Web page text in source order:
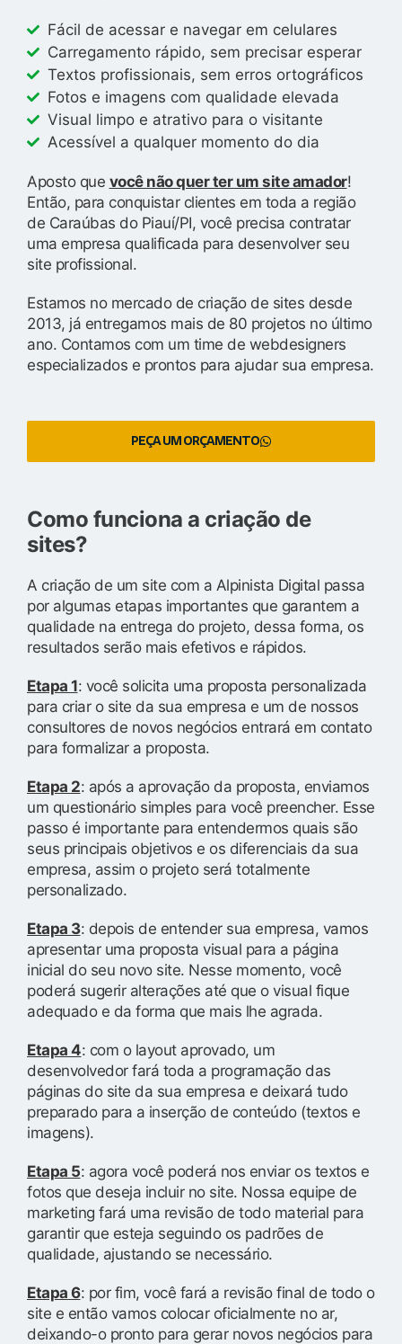
Fácil de acessar e navegar em celulares
Carregamento rápido, sem precisar esperar
Textos profissionais, sem erros ortográficos
Fotos e imagens com qualidade elevada
Visual limpo e atrativo para o visitante
Acessível a qualquer momento do dia
Aposto que você não quer ter um site amador!
Então, para conquistar clientes em toda a região
de Caraúbas do Piauí/PI, você precisa contratar
uma empresa qualificada para desenvolver seu
site profissional.
Estamos no mercado de criação de sites desde
2013, já entregamos mais de 80 projetos no último
ano. Contamos com um time de webdesigners
especializados e prontos para ajudar sua empresa.
PEÇA UM ORÇAMENTO
Como funciona a criação de
sites?
A criação de um site com a Alpinista Digital passa
por algumas etapas importantes que garantem a
qualidade na entrega do projeto, dessa forma, os
resultados serão mais efetivos e rápidos.
Etapa 1: você solicita uma proposta personalizada
para criar o site da sua empresa e um de nossos
consultores de novos negócios entrará em contato
para formalizar a proposta.
Etapa 2: após a aprovação da proposta, enviamos
um questionário simples para você preencher. Esse
passo é importante para entendermos quais são
seus principais objetivos e os diferenciais da sua
empresa, assim o projeto será totalmente
personalizado.
Etapa 3: depois de entender sua empresa, vamos
apresentar uma proposta visual para a página
inicial do seu novo site. Nesse momento, você
poderá sugerir alterações até que o visual fique
adequado e da forma que mais lhe agrada.
Etapa 4: com o layout aprovado, um
desenvolvedor fará toda a programação das
páginas do site da sua empresa e deixará tudo
preparado para a inserção de conteúdo (textos e
imagens).
Etapa 5: agora você poderá nos enviar os textos e
fotos que deseja incluir no site. Nossa equipe de
marketing fará uma revisão de todo material para
garantir que esteja seguindo os padrões de
qualidade, ajustando se necessário.
Etapa 6: por fim, você fará a revisão final de todo o
site e então vamos colocar oficialmente no ar,
deixando-o pronto para gerar novos negócios para